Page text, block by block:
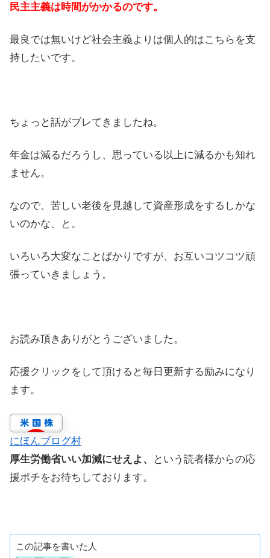
民主主義は時間がかかるのです。
最良では無いけど社会主義よりは個人的はこちらを支
持したいです。
ちょっと話がブレてきましたね。
年金は減るだろうし、思っている以上に減るかも知れ
ません。
なので、苦しい老後を見越して資産形成をするしかな
いのかな、と。
いろいろ大変なことばかりですが、お互いコツコツ頑
張っていきましょう。
お読み頂きありがとうございました。
応援クリックをして頂けると毎日更新する励みになり
ます。
にほんブログ村
厚生労働省いい加減にせえよ、
という読者様からの応
援ポチをお待ちしております。
この記事を書いた人